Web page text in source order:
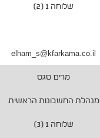
שלוחה 1 (2)
elham_s@kfarkama.co.il
מרים סגס
מנהלת החשבונות הראשית
שלוחה 1 (3)